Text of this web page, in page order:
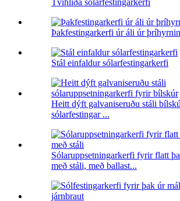
Tvíhliða sólarfestingarkerfi
Þakfestingarkerfi úr áli úr
Stál einfaldur sólarfestingarkerfi
Heitt dýft galvaniseruðu stáli
sólarfestingar ...
Sólaruppsetningarkerfi fyrir flatt
með stáli, með ballast...